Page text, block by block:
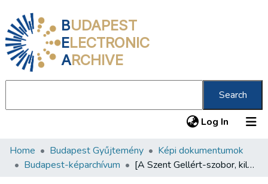
BUDAPEST
ELECTRONIC
ARCHIVE
Search
Log In (current)
Communities & Collections
Home Budapest Gyűjtemény
Képi dokumentumok
Budapest-képarchívum
[A Szent Gellért-szobor, kilátás a Tabánra]